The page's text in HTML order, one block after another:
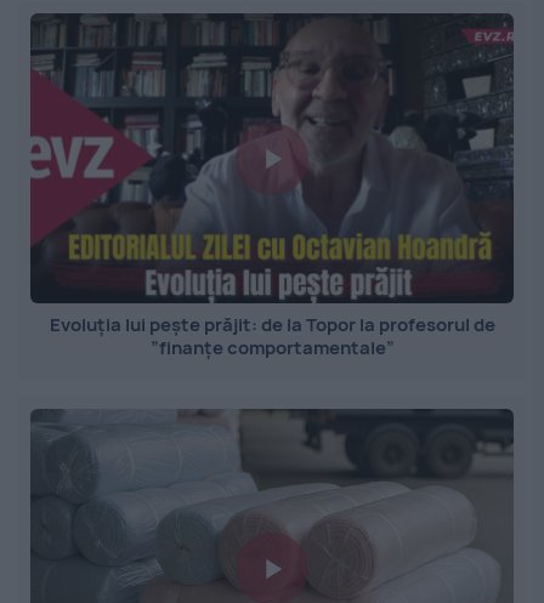
Evoluția lui pește prăjit: de la Topor la profesorul de
”finanțe comportamentale”